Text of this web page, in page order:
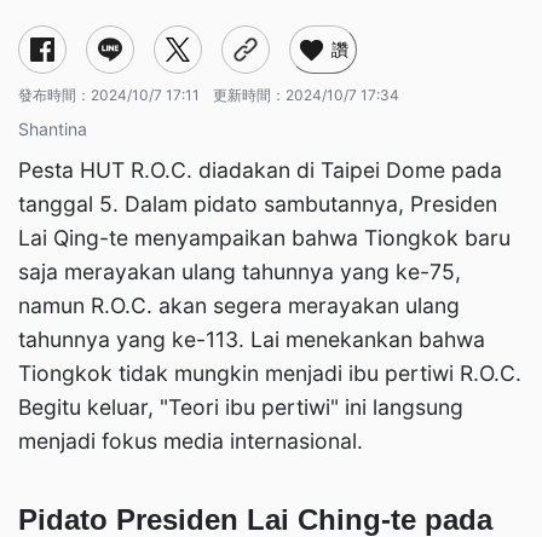
讚
發布時間： 2024/10/7 17:11 更新時間： 2024/10/7 17:34
Shantina
Pesta HUT R.O.C. diadakan di Taipei Dome pada
tanggal 5. Dalam pidato sambutannya, Presiden
Lai Qing-te menyampaikan bahwa Tiongkok baru
saja merayakan ulang tahunnya yang ke-75,
namun R.O.C. akan segera merayakan ulang
tahunnya yang ke-113. Lai menekankan bahwa
Tiongkok tidak mungkin menjadi ibu pertiwi R.O.C.
Begitu keluar, "Teori ibu pertiwi" ini langsung
menjadi fokus media internasional.
Pidato Presiden Lai Ching-te pada